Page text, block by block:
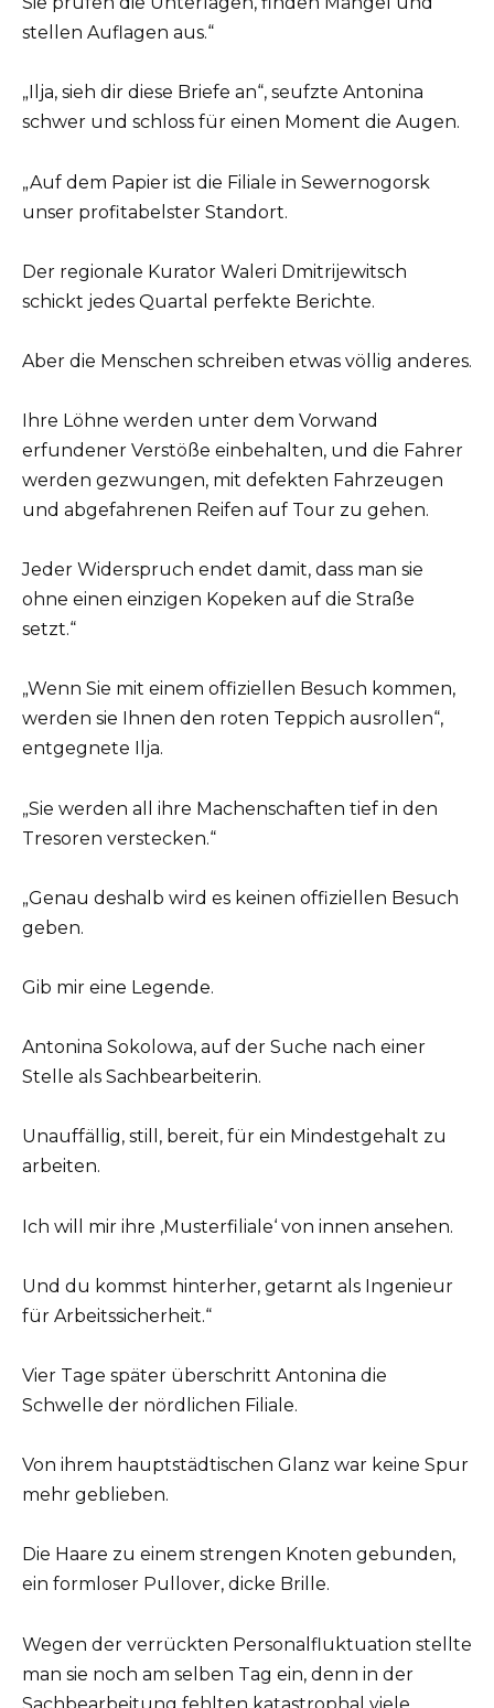
stellen Auflagen aus.“
„Ilja, sieh dir diese Briefe an“, seufzte Antonina
schwer und schloss für einen Moment die Augen.
„Auf dem Papier ist die Filiale in Sewernogorsk
unser profitabelster Standort.
Der regionale Kurator Waleri Dmitrijewitsch
schickt jedes Quartal perfekte Berichte.
Aber die Menschen schreiben etwas völlig anderes.
Ihre Löhne werden unter dem Vorwand
erfundener Verstöße einbehalten, und die Fahrer
werden gezwungen, mit defekten Fahrzeugen
und abgefahrenen Reifen auf Tour zu gehen.
Jeder Widerspruch endet damit, dass man sie
ohne einen einzigen Kopeken auf die Straße
setzt.“
„Wenn Sie mit einem offiziellen Besuch kommen,
werden sie Ihnen den roten Teppich ausrollen“,
entgegnete Ilja.
„Sie werden all ihre Machenschaften tief in den
Tresoren verstecken.“
„Genau deshalb wird es keinen offiziellen Besuch
geben.
Gib mir eine Legende.
Antonina Sokolowa, auf der Suche nach einer
Stelle als Sachbearbeiterin.
Unauffällig, still, bereit, für ein Mindestgehalt zu
arbeiten.
Ich will mir ihre ,Musterfiliale‘ von innen ansehen.
Und du kommst hinterher, getarnt als Ingenieur
für Arbeitssicherheit.“
Vier Tage später überschritt Antonina die
Schwelle der nördlichen Filiale.
Von ihrem hauptstädtischen Glanz war keine Spur
mehr geblieben.
Die Haare zu einem strengen Knoten gebunden,
ein formloser Pullover, dicke Brille.
Wegen der verrückten Personalfluktuation stellte
man sie noch am selben Tag ein, denn in der
Sachbearbeitung fehlten katastrophal viele